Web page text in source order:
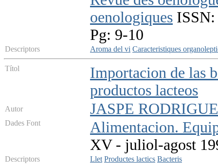
oenologiques
Pg: 9-10
Descriptors Aroma del vi Caracteristiques
Títol
Importacion de las
productos lacteos
Autor JASPE
Dades Font
Alimentacion.
XV - juliol-agost
Descriptors Llet Productes lactics Bacteris